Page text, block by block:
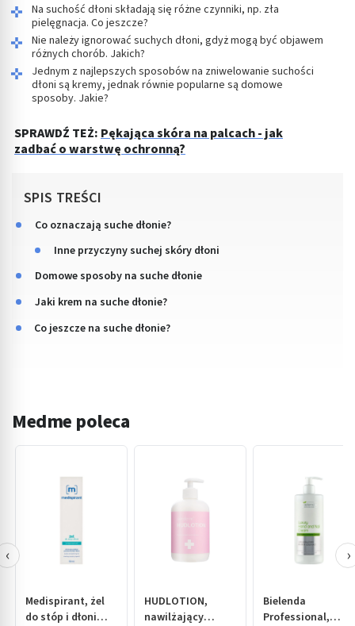
Na suchość dłoni składają się różne czynniki, np. zła
pielęgnacja. Co jeszcze?
Nie należy ignorować suchych dłoni, gdyż mogą być objawem
różnych chorób. Jakich?
Jednym z najlepszych sposobów na zniwelowanie suchości
dłoni są kremy, jednak równie popularne są domowe
sposoby. Jakie?
SPRAWDŹ TEŻ: Pękająca skóra na palcach - jak
zadbać o warstwę ochronną?
SPIS TREŚCI
Co oznaczają suche dłonie?
Inne przyczyny suchej skóry dłoni
Domowe sposoby na suche dłonie
Jaki krem na suche dłonie?
Co jeszcze na suche dłonie?
Medme poleca
Medispirant, żel
do stóp i dłoni
HUDLOTION,
nawilżający
Bielenda
Professional,
‹ ›